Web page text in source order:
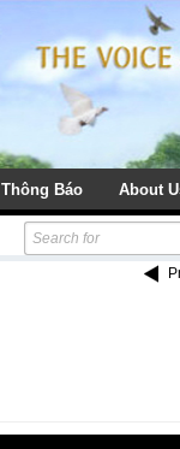
Thông Báo About